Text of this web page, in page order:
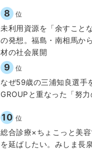
8 位
未利用資源を「余すこと
の発想。福島・南相馬か
材の社会展開​
9 位
なぜ59歳の三浦知良選
GROUPと重なった「努力
10 位
総合診療×ちょこっと美
を延ばしたい。みしま長